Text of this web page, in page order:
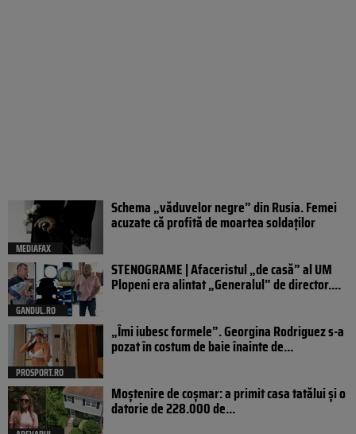
MEDIAFAX
Schema „văduvelor negre” din Rusia. Femei
acuzate că profită de moartea soldaților
GANDUL.RO
STENOGRAME | Afaceristul „de casă” al UM
Plopeni era alintat „Generalul” de director....
PROSPORT.RO
„Îmi iubesc formele”. Georgina Rodriguez s-a
pozat în costum de baie înainte de...
Moștenire de coșmar: a primit casa tatălui și o
datorie de 228.000 de...